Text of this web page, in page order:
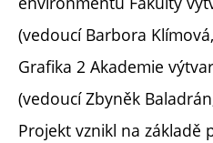
(vedoucí Barbora
Grafika 2 Akademie
(vedoucí Zbyněk
Projekt vznikl na základě